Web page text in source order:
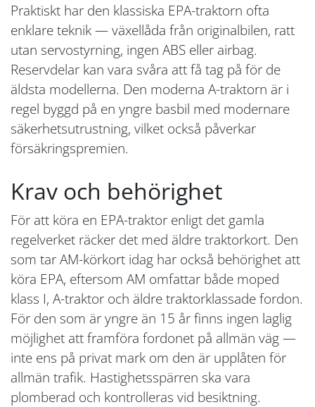
Praktiskt har den klassiska EPA-traktorn ofta
enklare teknik — växellåda från originalbilen, ratt
utan servostyrning, ingen ABS eller airbag.
Reservdelar kan vara svåra att få tag på för de
äldsta modellerna. Den moderna A-traktorn är i
regel byggd på en yngre basbil med modernare
säkerhetsutrustning, vilket också påverkar
försäkringspremien.
Krav och behörighet
För att köra en EPA-traktor enligt det gamla
regelverket räcker det med äldre traktorkort. Den
som tar AM-körkort idag har också behörighet att
köra EPA, eftersom AM omfattar både moped
klass I, A-traktor och äldre traktorklassade fordon.
För den som är yngre än 15 år finns ingen laglig
möjlighet att framföra fordonet på allmän väg —
inte ens på privat mark om den är upplåten för
allmän trafik. Hastighetsspärren ska vara
plomberad och kontrolleras vid besiktning.